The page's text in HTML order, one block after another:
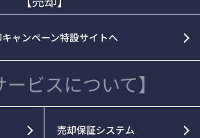
ャンペーン特設サイトへ
ービスについて】
売却保証システム